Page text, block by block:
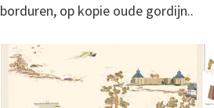
borduren, op kopie oude gordijn..